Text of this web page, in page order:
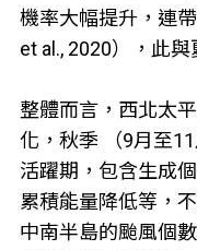
機率大幅提升，連
et al., 2020），此與
整體而言，西北太
化，秋季 （9月至
活躍期，包含生成
累積能量降低等，
中南半島的颱風個